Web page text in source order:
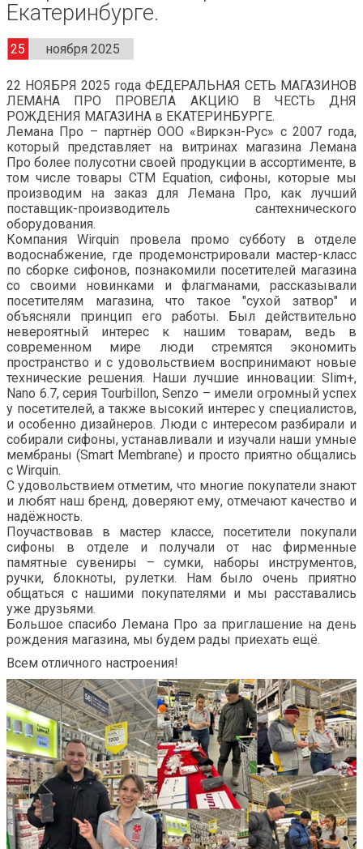
Екатеринбурге.
25 ноября 2025
22 НОЯБРЯ 2025 года ФЕДЕРАЛЬНАЯ СЕТЬ МАГАЗИНОВ
ЛЕМАНА ПРО ПРОВЕЛА АКЦИЮ В ЧЕСТЬ ДНЯ
РОЖДЕНИЯ МАГАЗИНА в ЕКАТЕРИНБУРГЕ.
Лемана Про – партнёр ООО «Виркэн-Рус» с 2007 года,
который представляет на витринах магазина Лемана
Про более полусотни своей продукции в ассортименте, в
том числе товары СТМ Equation, сифоны, которые мы
производим на заказ для Лемана Про, как лучший
поставщик-производитель сантехнического
оборудования.
Компания Wirquin провела промо субботу в отделе
водоснабжение, где продемонстрировали мастер-класс
по сборке сифонов, познакомили посетителей магазина
со своими новинками и флагманами, рассказывали
посетителям магазина, что такое "сухой затвор" и
объясняли принцип его работы. Был действительно
невероятный интерес к нашим товарам, ведь в
современном мире люди стремятся экономить
пространство и с удовольствием воспринимают новые
технические решения. Наши лучшие инновации: Slim+,
Nano 6.7, серия Tourbillon, Senzo – имели огромный успех
у посетителей, а также высокий интерес у специалистов,
и особенно дизайнеров. Люди с интересом разбирали и
собирали сифоны, устанавливали и изучали наши умные
мембраны (Smart Membrane) и просто приятно общались
с Wirquin.
C удовольствием отметим, что многие покупатели знают
и любят наш бренд, доверяют ему, отмечают качество и
надёжность.
Поучаствовав в мастер классе, посетители покупали
сифоны в отделе и получали от нас фирменные
памятные сувениры – сумки, наборы инструментов,
ручки, блокноты, рулетки. Нам было очень приятно
общаться с нашими покупателями и мы расставались
уже друзьями.
Большое спасибо Лемана Про за приглашение на день
рождения магазина, мы будем рады приехать ещё.
Всем отличного настроения!